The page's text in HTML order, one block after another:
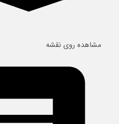
مشاهده روی نقشه